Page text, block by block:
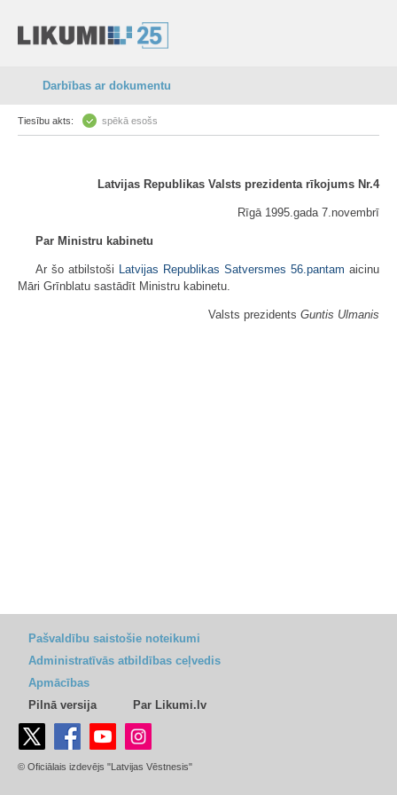
Darbības ar dokumentu
Tiesību akts: spēkā esošs
Latvijas Republikas Valsts prezidenta rīkojums Nr.4
Rīgā 1995.gada 7.novembrī
Par Ministru kabinetu
Ar šo atbilstoši Latvijas Republikas Satversmes 56.pantam aicinu
Māri Grīnblatu sastādīt Ministru kabinetu.
Valsts prezidents Guntis Ulmanis
Pašvaldību saistošie noteikumi
Administratīvās atbildības ceļvedis
Apmācības
Pilnā versija
Par Likumi.lv
© Oficiālais izdevējs "Latvijas Vēstnesis"